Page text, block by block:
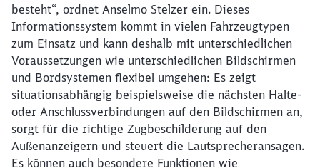
besteht“, ordnet Anselmo Stelzer ein. Dieses
Informationssystem kommt in vielen Fahrzeugtypen
zum Einsatz und kann deshalb mit unterschiedlichen
Voraussetzungen wie unterschiedlichen Bildschirmen
und Bordsystemen flexibel umgehen: Es zeigt
situationsabhängig beispielsweise die nächsten Halte-
oder Anschlussverbindungen auf den Bildschirmen an,
sorgt für die richtige Zugbeschilderung auf den
Außenanzeigern und steuert die Lautsprecheransagen.
Es können auch besondere Funktionen wie